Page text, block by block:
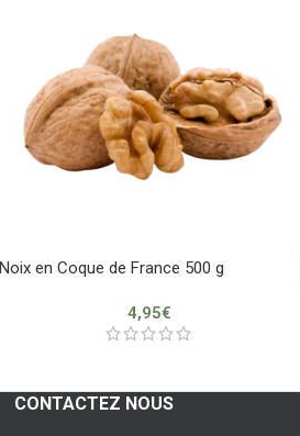
Noix en Coque de France 500 g
4,95€
CONTACTEZ NOUS